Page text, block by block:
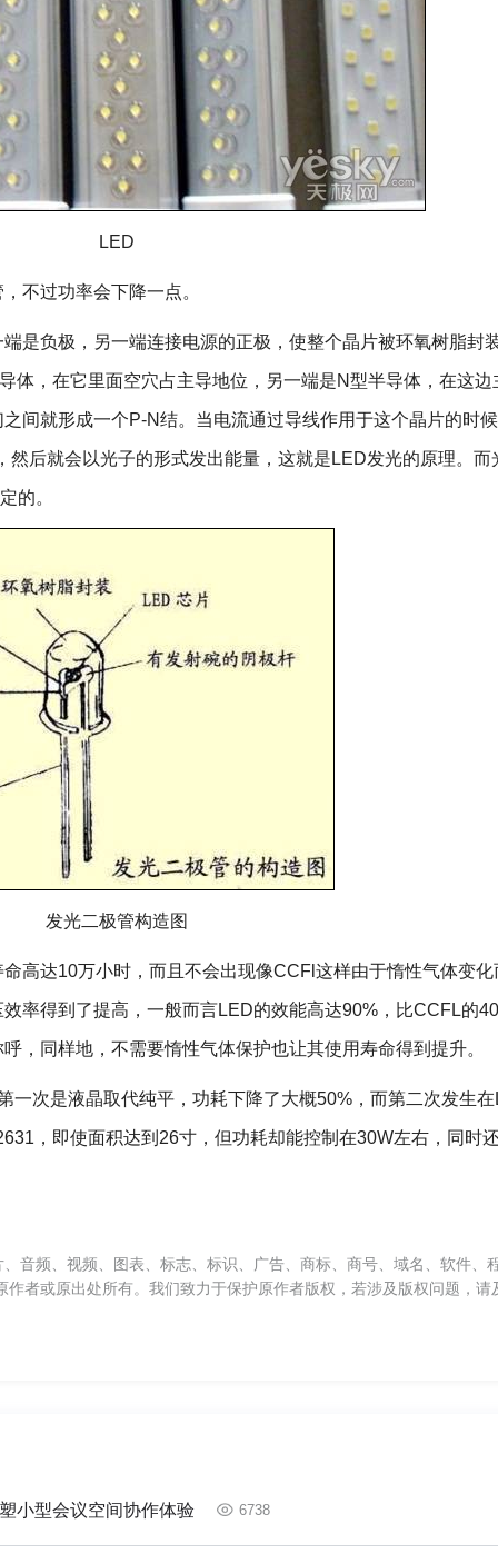
LED
过功率会下降一点。
负极，另一端连接电源的正极，使整个晶片被环氧树脂封
体，在它里面空穴占主导地位，另一端是N型半导体，在这边
间就形成一个P-N结。当电流通过导线作用于这个晶片的时
后就会以光子的形式发出能量，这就是LED发光的原理。而
的。
发光二极管构造图
达10万小时，而且不会出现像CCFl这样由于惰性气体变化
率得到了提高，一般而言LED的效能高达90%，比CCFL的
，同样地，不需要惰性气体保护也让其使用寿命得到提升。
是液晶取代纯平，功耗下降了大概50%，而第二次发生在
，即使面积达到26寸，但功耗却能控制在30W左右，同时
音频、视频、图表、标志、标识、广告、商标、商号、域名、软件、
者或原出处所有。我们致力于保护原作者版权，若涉及版权问题，请
小型会议空间协作体验 6738